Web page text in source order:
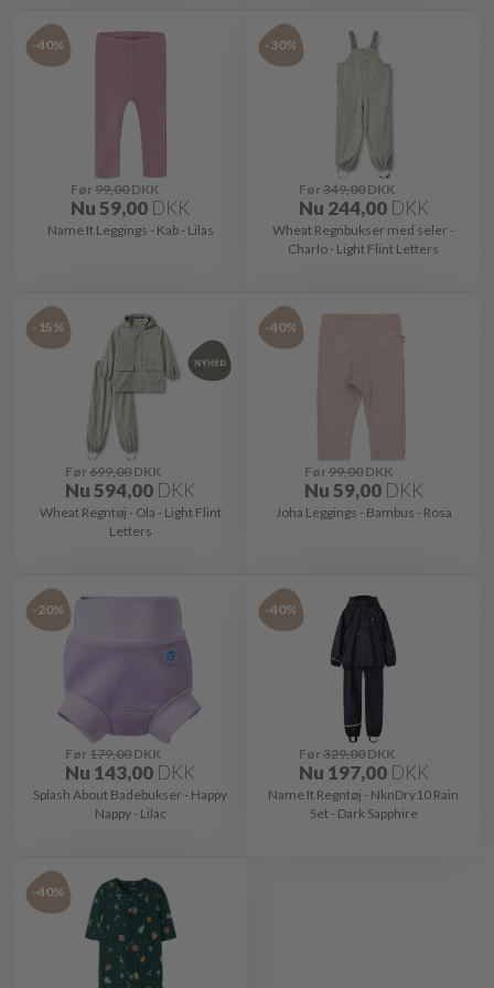
-40%
Før99,00DKK
Nu59,00 DKK
Name It Leggings - Kab - Lilas
-30%
Før349,00DKK
Nu 244,00 DKK
Wheat Regnbukser med seler -
Charlo - Light Flint Letters
-15%
Før699,00DKK
Nu594,00 DKK
Wheat Regntøj - Ola - Light Flint
Letters
-40%
Før99,00DKK
Nu59,00 DKK
Joha Leggings - Bambus - Rosa
-20%
Før179,00DKK
Nu 143,00 DKK
Splash About Badebukser - Happy
Nappy - Lilac
-40%
Før329,00DKK
Nu 197,00 DKK
Name It Regntøj - NknDry10 Rain
Set - Dark Sapphire
-40%